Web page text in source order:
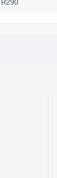
R290